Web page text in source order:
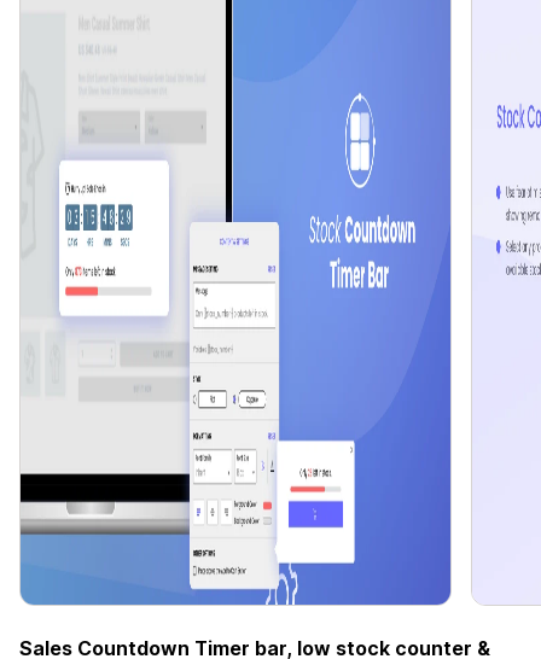
Sales Countdown Timer bar, low stock counter &